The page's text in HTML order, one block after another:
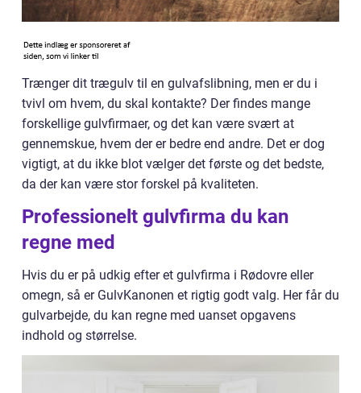
Trænger dit trægulv til en gulvafslibning, men er du i
tvivl om hvem, du skal kontakte? Der findes mange
forskellige gulvfirmaer, og det kan være svært at
gennemskue, hvem der er bedre end andre. Det er dog
vigtigt, at du ikke blot vælger det første og det bedste,
da der kan være stor forskel på kvaliteten.
Professionelt gulvfirma du kan
regne med
Hvis du er på udkig efter et gulvfirma i Rødovre eller
omegn, så er GulvKanonen et rigtig godt valg. Her får du
gulvarbejde, du kan regne med uanset opgavens
indhold og størrelse.